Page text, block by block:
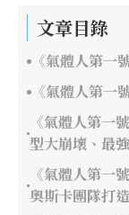
文章目錄
《氣體人第一
《氣體人第一
《氣體人第一
型大崩壞、最
《氣體人第一
奧斯卡團隊打